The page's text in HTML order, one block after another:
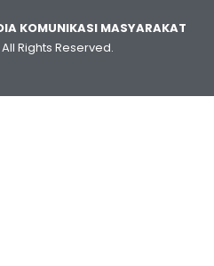
KOMUNIKASI MASYARAKAT
All Rights Reserved.